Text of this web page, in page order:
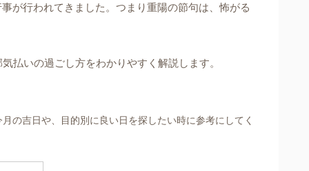
が行われてきました。つまり重陽の節句は、怖がる
払いの過ごし方をわかりやすく解説します。
の吉日や、目的別に良い日を探したい時に参考にしてく